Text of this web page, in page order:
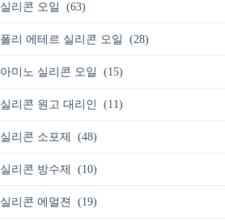
실리콘 오일 (63)
폴리 에테르 실리콘 오일 (28)
아미노 실리콘 오일 (15)
실리콘 원고 대리인 (11)
실리콘 소포제 (48)
실리콘 방수제 (10)
실리콘 에멀젼 (19)